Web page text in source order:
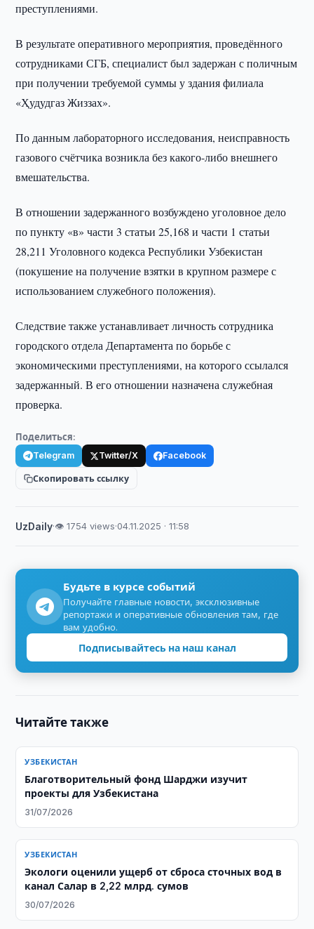
преступлениями.
В результате оперативного мероприятия, проведённого
сотрудниками СГБ, специалист был задержан с поличным
при получении требуемой суммы у здания филиала
«Ҳудудгаз Жиззах».
По данным лабораторного исследования, неисправность
газового счётчика возникла без какого-либо внешнего
вмешательства.
В отношении задержанного возбуждено уголовное дело
по пункту «в» части 3 статьи 25,168 и части 1 статьи
28,211 Уголовного кодекса Республики Узбекистан
(покушение на получение взятки в крупном размере с
использованием служебного положения).
Следствие также устанавливает личность сотрудника
городского отдела Департамента по борьбе с
экономическими преступлениями, на которого ссылался
задержанный. В его отношении назначена служебная
проверка.
Поделиться:
Telegram Twitter/X Facebook
Скопировать ссылку
UzDaily·👁 1754 views·04.11.2025 · 11:58
Будьте в курсе событий
Получайте главные новости, эксклюзивные
репортажи и оперативные обновления там, где
вам удобно.
Подписывайтесь на наш канал
Читайте также
УЗБЕКИСТАН
Благотворительный фонд Шарджи изучит
проекты для Узбекистана
31/07/2026
УЗБЕКИСТАН
Экологи оценили ущерб от сброса сточных вод в
канал Салар в 2,22 млрд. сумов
30/07/2026